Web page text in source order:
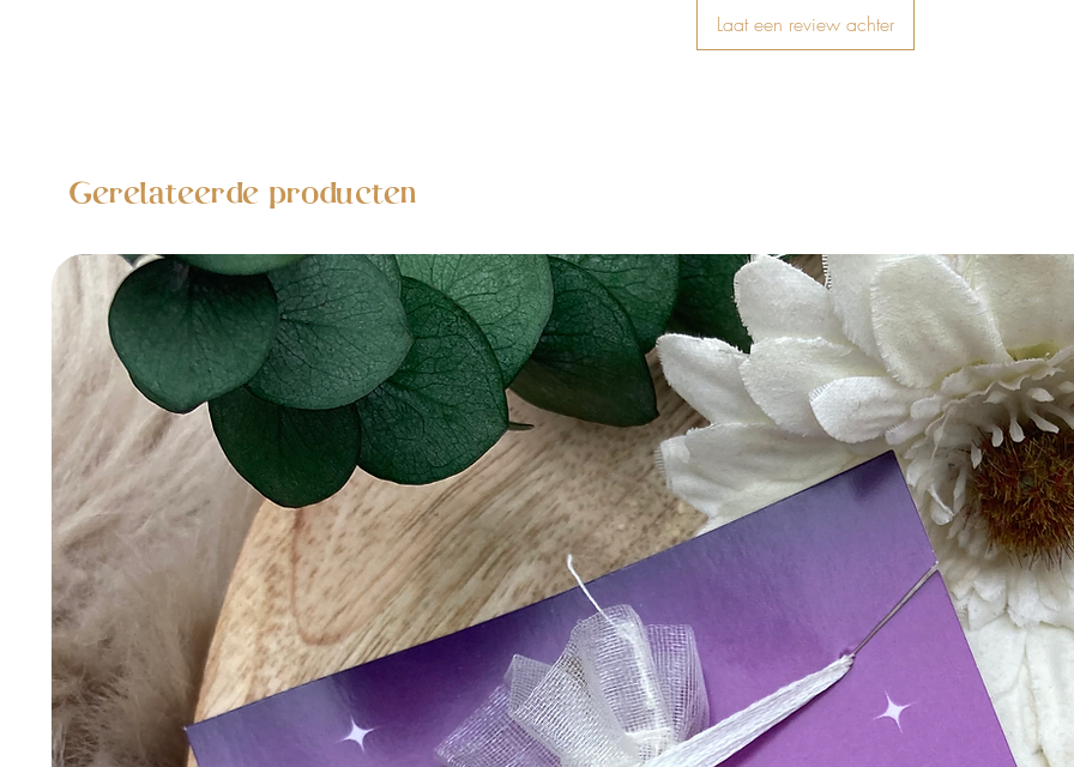
Laat een review achter
Gerelateerde producten